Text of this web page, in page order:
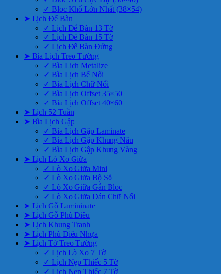
✓ Bloc Khổ Lớn Nhất (38×54)
➤ Lịch Để Bàn
✓ Lịch Để Bàn 13 Tờ
✓ Lịch Để Bàn 15 Tờ
✓ Lịch Để Bàn Đứng
➤ Bìa Lịch Treo Tường
✓ Bìa Lịch Metalize
✓ Bìa Lịch Bế Nổi
✓ Bìa Lịch Chữ Nổi
✓ Bìa Lịch Offset 35×50
✓ Bìa Lịch Offset 40×60
➤ Lịch 52 Tuần
➤ Bìa Lịch Gập
✓ Bìa Lịch Gập Laminate
✓ Bìa Lịch Gập Khung Nâu
✓ Bìa Lịch Gập Khung Vàng
➤ Lịch Lò Xo Giữa
✓ Lò Xo Giữa Mini
✓ Lò Xo Giữa Bộ Số
✓ Lò Xo Giữa Gắn Bloc
✓ Lò Xo Giữa Dán Chữ Nổi
➤ Lịch Gỗ Lamininate
➤ Lịch Gỗ Phù Điêu
➤ Lịch Khung Tranh
➤ Lịch Phù Điêu Nhựa
➤ Lịch Tờ Treo Tường
✓ Lịch Lò Xo 7 Tờ
✓ Lịch Nẹp Thiếc 5 Tờ
✓ Lịch Nẹp Thiếc 7 Tờ